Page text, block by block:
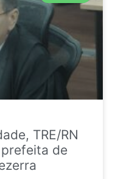
TRE/RN
de